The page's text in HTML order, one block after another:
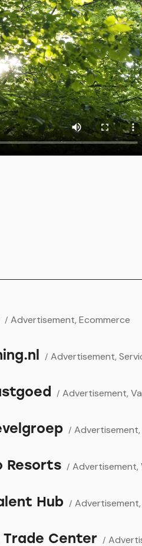
Advertisement, Ecommerce
Advertisement,
Advertisement,
Advertisement,
Advertisement,
Resorts
Advertisement,
Hub
Trade Center